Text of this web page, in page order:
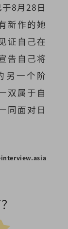
8月28日
新作的她
证自己在
告自己将
另一个阶
双属于自
同面对日